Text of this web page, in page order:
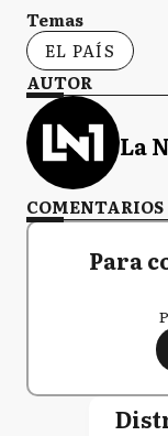
Temas
EL PAÍS
AUTOR
La
COMENTARIOS
Para